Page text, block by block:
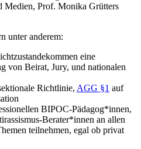
Medien, Prof. Monika Grütters
unter anderem:
eine
von Beirat, Jury, und nationalen
Richtlinie, AGG §1 auf
BIPOC-Pädagog*innen,
Berater*innen an allen
teilnehmen, egal ob privat